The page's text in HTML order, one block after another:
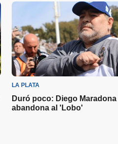
LA PLATA
Duró poco: Diego Maradona
abandona al 'Lobo'